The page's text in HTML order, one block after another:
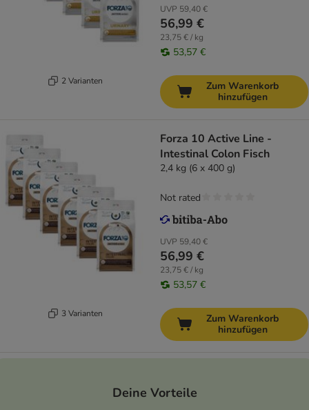
2 Varianten
UVP 59,40 €
56,99 €
23,75 € / kg
53,57 €
Zum Warenkorb
hinzufügen
3 Varianten
Forza 10 Active Line -
Intestinal Colon Fisch
2,4 kg (6 x 400 g)
UVP 59,40 €
56,99 €
23,75 € / kg
53,57 €
Not rated
Zum Warenkorb
hinzufügen
Deine Vorteile